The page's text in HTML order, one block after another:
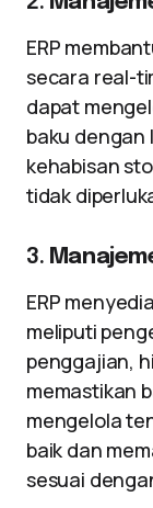
ERP
secara real-
dapat
baku dengan
kehabisan
tidak
3.
ERP
meliputi
penggajian,
memastikan
mengelola
baik dan
sesuai